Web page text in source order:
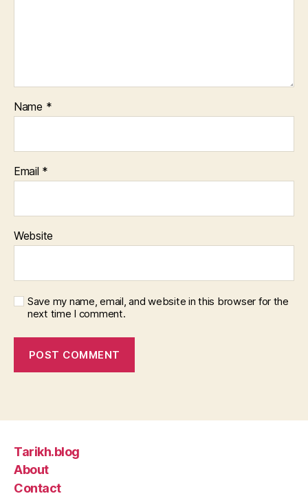
Name *
Email *
Website
Save my name, email, and website in this browser for the
next time I comment.
Tarikh.blog
About
Contact